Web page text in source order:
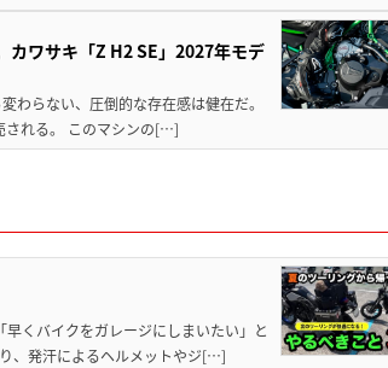
カワサキ「Z H2 SE」2027年モデ
わらない、圧倒的な存在感は健在だ。
される。 このマシンの[…]
くバイクをガレージにしまいたい」と
、発汗によるヘルメットやジ[…]